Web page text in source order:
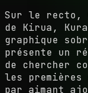
Sur le recto,
de Kirua,
graphique
présente un
de chercher
les
par aimant